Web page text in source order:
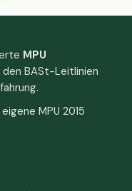
MPU
BASt-Leitlinien
eigene MPU 2015